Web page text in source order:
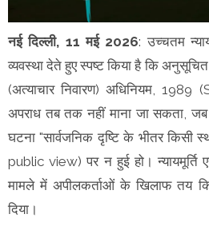
नई दिल्ली, 11 मई 2026: उच्चतम
व्यवस्था देते हुए स्पष्ट किया है कि
(अत्याचार निवारण) अधिनियम,
अपराध तब तक नहीं माना जा सकता,
घटना "सार्वजनिक दृष्टि के भीतर
public view) पर न हुई हो। न्यायमूर्ति
मामले में अपीलकर्ताओं के खिलाफ तय
दिया।